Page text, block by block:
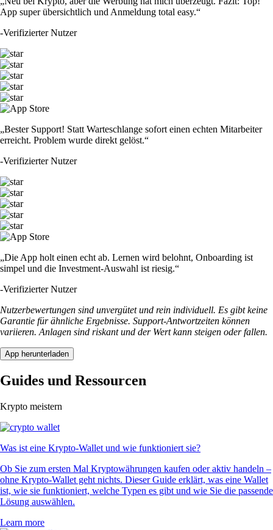
App super übersichtlich und Anmeldung total easy.“
-Verifizierter Nutzer
„Bester Support! Statt Warteschlange sofort einen echten Mitarbeiter
erreicht. Problem wurde direkt gelöst.“
-Verifizierter Nutzer
„Die App holt einen echt ab. Lernen wird belohnt, Onboarding ist
simpel und die Investment-Auswahl ist riesig.“
-Verifizierter Nutzer
Nutzerbewertungen sind unvergütet und rein individuell. Es gibt keine
Garantie für ähnliche Ergebnisse. Support-Antwortzeiten können
variieren. Anlagen sind riskant und der Wert kann steigen oder fallen.
App herunterladen
Guides und Ressourcen
Krypto meistern
Was ist eine Krypto-Wallet und wie funktioniert sie?
Ob Sie zum ersten Mal Kryptowährungen kaufen oder aktiv handeln –
ohne Krypto-Wallet geht nichts. Dieser Guide erklärt, was eine Wallet
ist, wie sie funktioniert, welche Typen es gibt und wie Sie die passende
Lösung auswählen.
Learn more